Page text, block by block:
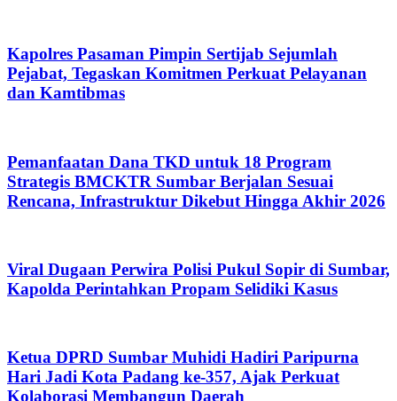
Kapolres Pasaman Pimpin Sertijab Sejumlah
Pejabat, Tegaskan Komitmen Perkuat Pelayanan
dan Kamtibmas
Pemanfaatan Dana TKD untuk 18 Program
Strategis BMCKTR Sumbar Berjalan Sesuai
Rencana, Infrastruktur Dikebut Hingga Akhir 2026
Viral Dugaan Perwira Polisi Pukul Sopir di Sumbar,
Kapolda Perintahkan Propam Selidiki Kasus
Ketua DPRD Sumbar Muhidi Hadiri Paripurna
Hari Jadi Kota Padang ke-357, Ajak Perkuat
Kolaborasi Membangun Daerah